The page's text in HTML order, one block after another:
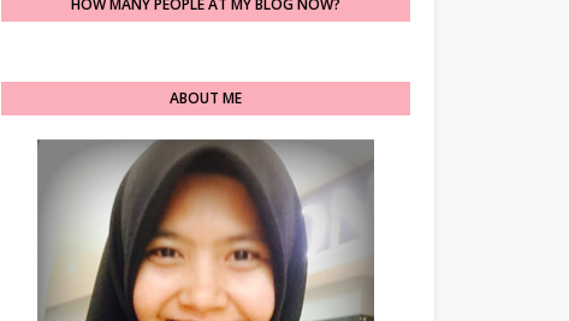
HOW MANY PEOPLE AT MY BLOG NOW?
ABOUT ME